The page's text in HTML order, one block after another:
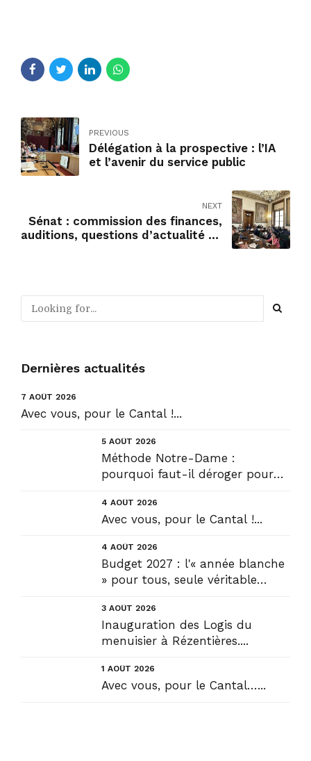
PREVIOUS
Délégation à la prospective : l’IA
et l’avenir du service public
NEXT
Sénat : commission des finances,
auditions, questions d’actualité au
Dernières actualités
7 AOÛT 2026
Avec vous, pour le Cantal !...
5 AOÛT 2026
Méthode Notre-Dame :
pourquoi faut-il déroger pour
4 AOÛT 2026
Avec vous, pour le Cantal !...
4 AOÛT 2026
Budget 2027 : l'« année blanche
» pour tous, seule véritable
3 AOÛT 2026
Inauguration des Logis du
menuisier à Rézentières....
1 AOÛT 2026
Avec vous, pour le Cantal…...